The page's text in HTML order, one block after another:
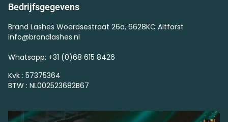
Bedrijfsgegevens
Brand Lashes Woerdsestraat 26a, 6628KC Altforst
info@brandlashes.nl
Whatsapp: +31 (0)68 615 8426
Kvk : 57375364
BTW : NL002523682B67